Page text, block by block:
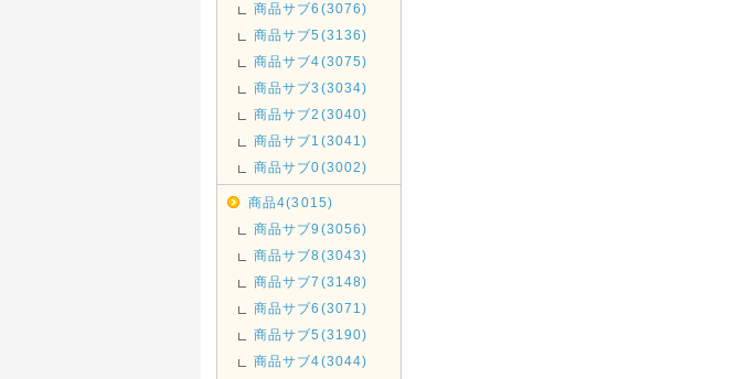
商品サブ6(3076)
商品サブ5(3136)
商品サブ4(3075)
商品サブ3(3034)
商品サブ2(3040)
商品サブ1(3041)
商品サブ0(3002)
商品4(3015)
商品サブ9(3056)
商品サブ8(3043)
商品サブ7(3148)
商品サブ6(3071)
商品サブ5(3190)
商品サブ4(3044)